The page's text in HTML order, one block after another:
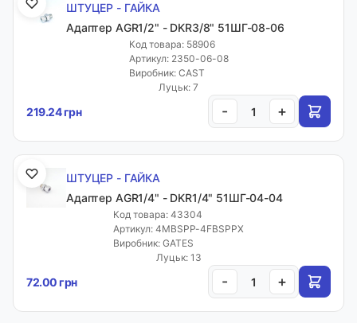
ШТУЦЕР - ГАЙКА
Адаптер AGR1/2" - DKR3/8" 51ШГ-08-06
Код товара: 58906
Артикул: 2350-06-08
Виробник: CAST
Луцьк: 7
219.24 грн - +
ШТУЦЕР - ГАЙКА
Адаптер AGR1/4" - DKR1/4" 51ШГ-04-04
Код товара: 43304
Артикул: 4MBSPP-4FBSPPX
Виробник: GATES
Луцьк: 13
72.00 грн - +